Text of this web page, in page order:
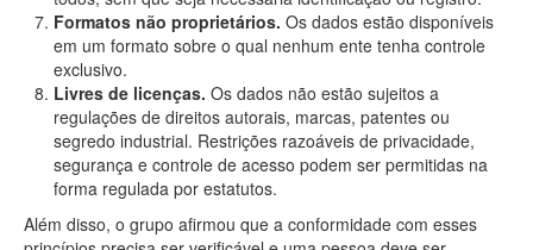
Formatos não proprietários. Os dados estão disponíveis
em um formato sobre o qual nenhum ente tenha controle
exclusivo.
Livres de licenças. Os dados não estão sujeitos a
regulações de direitos autorais, marcas, patentes ou
segredo industrial. Restrições razoáveis de privacidade,
segurança e controle de acesso podem ser permitidas na
forma regulada por estatutos.
Além disso, o grupo afirmou que a conformidade com esses